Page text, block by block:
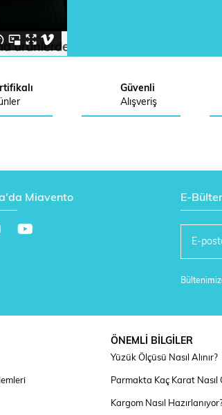
Güvenli
Alışveriş
Miavento E-
ÖNEMLİ BİLGİLER
Yüzük Ölçüsü Nasıl Alınır?
Parmakta Kaç Karat Nasıl
Kargom Nasıl